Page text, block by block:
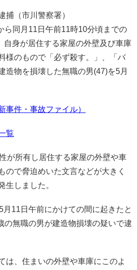
捕（市川警察署）
ら同月11日午前11時10分頃までの
自身が居住する家屋の外壁及び車庫
様のもので「必ず殺す。」、「バ
造物を損壊した無職の男(47)を5月
事件・事故ファイル）
覧
が所有し居住する家屋の外壁や車
ので脅迫めいた文言などが大きく
生しました。
11日午前にかけての間に起きたと
の無職の男が建造物損壊の疑いで逮
は、住まいの外壁や車庫にこのよ